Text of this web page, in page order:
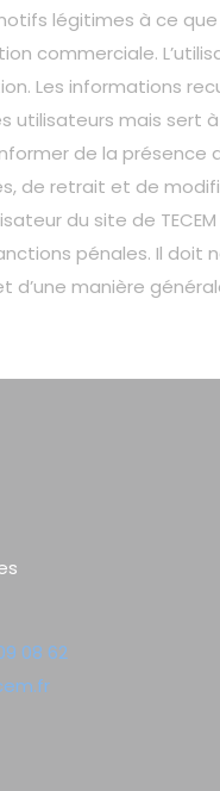
légitimes à ce
commerciale.
Les informations
utilisateurs mais sert
de la
de retrait et de
du site de
pénales. Il doit
manière
08 62